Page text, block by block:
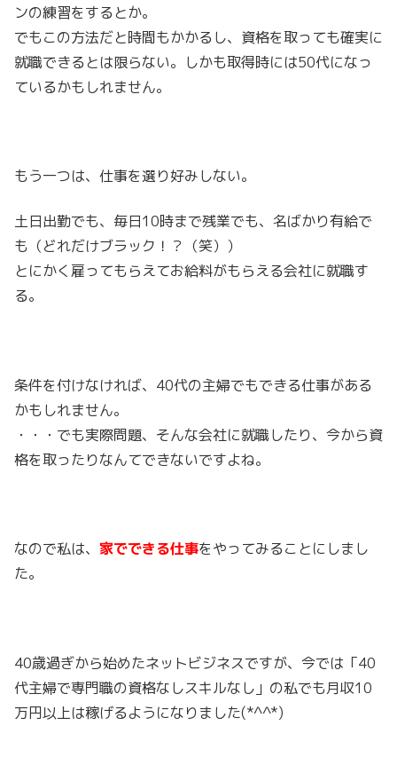
ンの練習をするとか。
でもこの方法だと時間もかかるし、資格を取っても確実に
就職できるとは限らない。しかも取得時には50代になっ
ているかもしれません。
もう一つは、仕事を選り好みしない。
土日出勤でも、毎日10時まで残業でも、名ばかり有給で
も（どれだけブラック！？（笑））
とにかく雇ってもらえてお給料がもらえる会社に就職す
る。
条件を付けなければ、40代の主婦でもできる仕事がある
かもしれません。
・・・でも実際問題、そんな会社に就職したり、今から資
格を取ったりなんてできないですよね。
なので私は、 家でできる仕事をやってみることにしまし
た。
40歳過ぎから始めたネットビジネスですが、今では「40
代主婦で専門職の資格なしスキルなし」の私でも月収10
万円以上は稼げるようになりました(*^^*)